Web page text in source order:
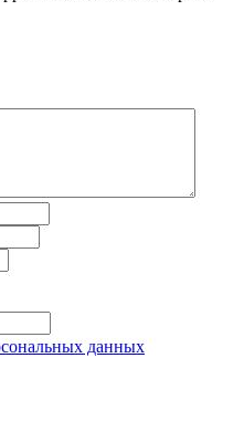
данных